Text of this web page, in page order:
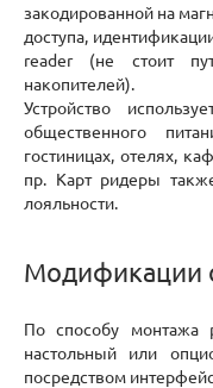
закодированной на
доступа,
reader (не стоит
накопителей).
Устройство
общественного
гостиницах, отелях,
пр. Карт ридеры
лояльности.
Модификации
По способу монтажа
настольный или
посредством